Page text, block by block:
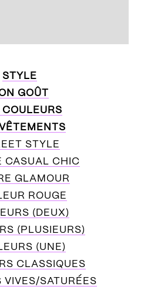
STYLE
GOÛT
COULEURS
STYLE
CASUAL CHIC
GLAMOUR
ROUGE
(DEUX)
(PLUSIEURS)
(UNE)
CLASSIQUES
VIVES/SATURÉES